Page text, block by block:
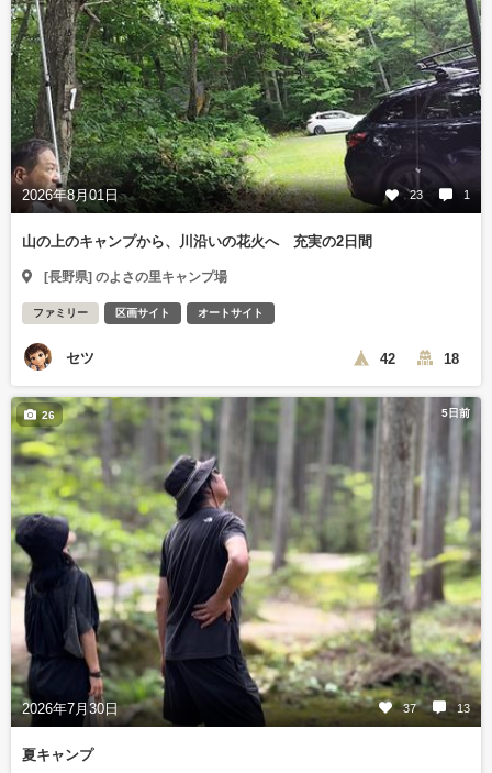
2026年8月01日 23 1
山の上のキャンプから、川沿いの花火へ 充実の2日間
[長野県] のよさの里キャンプ場
ファミリー 区画サイト オートサイト
セツ 42 18
5日前
2026年7月30日 37 13
26
夏キャンプ